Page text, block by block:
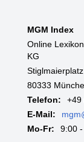
MGM Index
Online
KG
80333
Telefon:
+49
E-Mail:
Mo-Fr:
9:00